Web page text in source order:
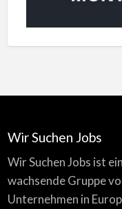
Wir Suchen Jobs
Wir Suchen Jobs ist
wachsende Gruppe
Unternehmen in